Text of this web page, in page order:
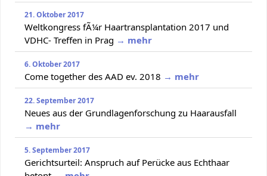
21. Oktober 2017
Weltkongress fÃ¼r Haartransplantation 2017 und
VDHC- Treffen in Prag → mehr
6. Oktober 2017
Come together des AAD ev. 2018 → mehr
22. September 2017
Neues aus der Grundlagenforschung zu Haarausfall
→ mehr
5. September 2017
Gerichtsurteil: Anspruch auf Perücke aus Echthaar